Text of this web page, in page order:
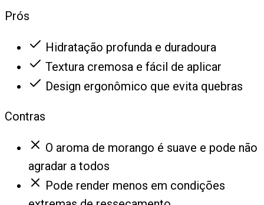
Prós
Hidratação profunda e duradoura
Textura cremosa e fácil de aplicar
Design ergonômico que evita quebras
Contras
O aroma de morango é suave e pode não
agradar a todos
Pode render menos em condições